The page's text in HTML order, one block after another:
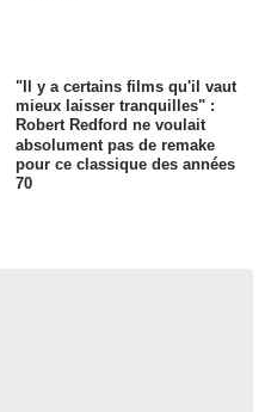
"Il y a certains films qu'il vaut
mieux laisser tranquilles" :
Robert Redford ne voulait
absolument pas de remake
pour ce classique des années
70